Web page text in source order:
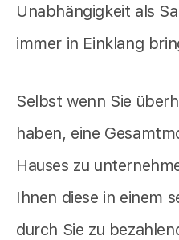
Unabhängigkeit als
immer in Einklang
Selbst wenn Sie
haben, eine
Hauses zu
Ihnen diese in einem
durch Sie zu